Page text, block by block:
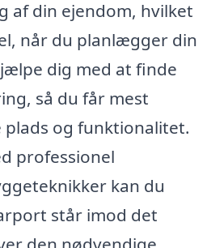
af din ejendom, hvilket
når du planlægger din
dig med at finde
så du får mest
og funktionalitet.
professionel
kan du
står imod det